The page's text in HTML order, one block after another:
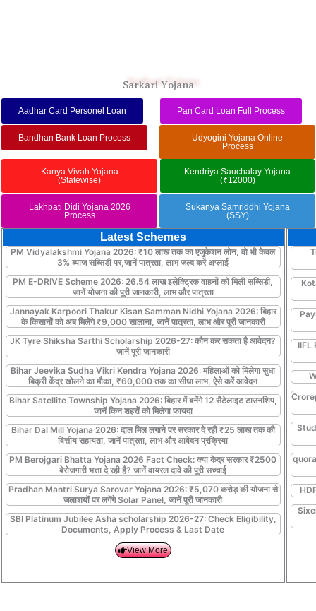
Sarkari Yojana
Aadhar Card Personel Loan Pan Card Loan Full Process
Bandhan Bank Loan Process
Udyogini Yojana Online
Process
Kanya Vivah Yojana
(Statewise)
Kendriya Sauchalay Yojana
(₹12000)
Lakhpati Didi Yojana 2026
Process
Sukanya Samriddhi Yojana
(SSY)
Latest Schemes
PM Vidyalakshmi Yojana 2026: ₹10 लाख तक का एजुकेशन लोन, वो भी केवल
3% ब्याज सब्सिडी पर,जानें पात्रता, लाभ जल्द करें अप्लाई
PM E-DRIVE Scheme 2026: 26.54 लाख इलेक्ट्रिक वाहनों को मिली सब्सिडी,
जानें योजना की पूरी जानकारी, लाभ और पात्रता
Jannayak Karpoori Thakur Kisan Samman Nidhi Yojana 2026: बिहार
के किसानों को अब मिलेंगे ₹9,000 सालाना, जानें पात्रता, लाभ और पूरी जानकारी
JK Tyre Shiksha Sarthi Scholarship 2026-27: कौन कर सकता है आवेदन?
जानें पूरी जानकारी
Bihar Jeevika Sudha Vikri Kendra Yojana 2026: महिलाओं को मिलेगा सुधा
बिक्री केंद्र खोलने का मौका, ₹60,000 तक का सीधा लाभ, ऐसे करें आवेदन
Bihar Satellite Township Yojana 2026: बिहार में बनेंगे 12 सैटेलाइट टाउनशिप,
जानें किन शहरों को मिलेगा फायदा
Bihar Dal Mill Yojana 2026: दाल मिल लगाने पर सरकार दे रही ₹25 लाख तक की
वित्तीय सहायता, जानें पात्रता, लाभ और आवेदन प्रक्रिया
PM Berojgari Bhatta Yojana 2026 Fact Check: क्या केंद्र सरकार ₹2500
बेरोजगारी भत्ता दे रही है? जानें वायरल दावे की पूरी सच्चाई
Pradhan Mantri Surya Sarovar Yojana 2026: ₹5,070 करोड़ की योजना से
जलाशयों पर लगेंगे Solar Panel, जानें पूरी जानकारी
SBI Platinum Jubilee Asha scholarship 2026-27: Check Eligibility,
Documents, Apply Process & Last Date
View More
IIFL